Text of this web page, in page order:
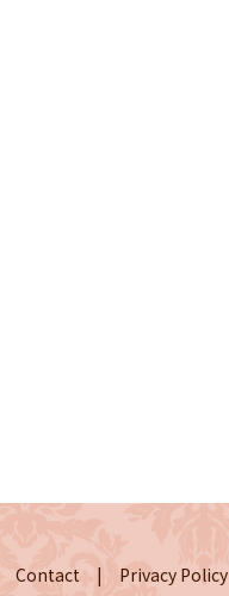
Contact Privacy Policy